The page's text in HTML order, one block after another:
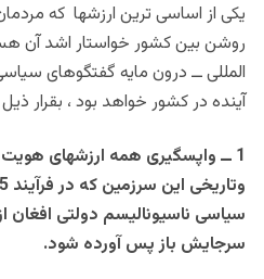
یکی از اساسی ترین ارزشها که
روشن بین کشور خواستار اشد آن
المللی ــ درون مایه گفتگوهای
آینده در کشور خواهد بود ، بقرار
1 ــ واپسگیری همه ارزشهای
سیاسی ناسیونالیسم دولتی افغان
سرجایش باز پس آورده شود.